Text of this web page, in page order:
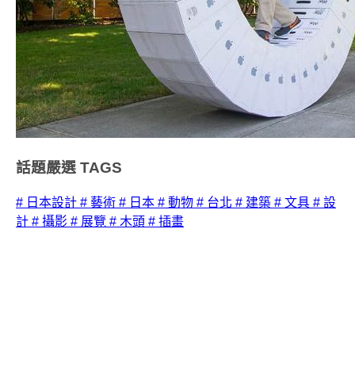
話題嚴選 TAGS
# 日本設計 # 藝術 # 日本 # 動物 # 台北 # 建築 # 文具 # 設
計 # 攝影 # 展覽 # 木頭 # 插畫